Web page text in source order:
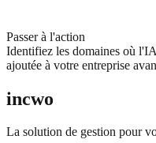
Passer à l'action
Identifiez les domaines où
ajoutée à votre entreprise
incwo
La solution de gestion pour